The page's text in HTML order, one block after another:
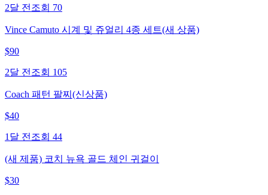
2달 전 조회 70
Vince Camuto 시계 및 쥬얼리 4종 세트(새 상품)
$90
2달 전 조회 105
Coach 패턴 팔찌(신상품)
$40
1달 전 조회 44
(새 제품) 코치 뉴욕 골드 체인 귀걸이
$30